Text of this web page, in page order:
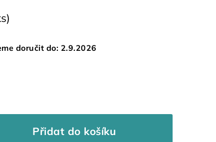
doručit do: 2.9.2026
Přidat do košíku